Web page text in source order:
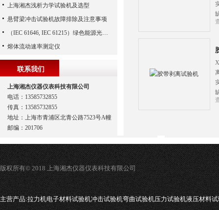
上海湘杰浅析力学试验机及选型
悬臂梁冲击试验机故障排除及注意事项
（IEC 61646, IEC 61215）绿色能源光伏太阳能电池的力学性能试验
熔体流动速率测定仪
联系我们
上海湘杰仪器仪表科技有限公司
电话：13585732855
传真：13585732855
地址：上海市青浦区北青公路7523号A幢
邮编：201706
版权所有© 2018 上海湘杰仪器仪表科技有限公司
主营产品:拉力机电子材料试验机冲击试验机弯曲试验机压力试验机液压材料